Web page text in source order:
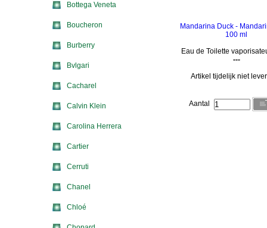
Bottega Veneta
Boucheron
Burberry
Bvlgari
Cacharel
Calvin Klein
Carolina Herrera
Cartier
Cerruti
Chanel
Chloé
Mandarina Duck -
100 ml
Eau de Toilette
---
Artikel tijdelijk niet
Aantal